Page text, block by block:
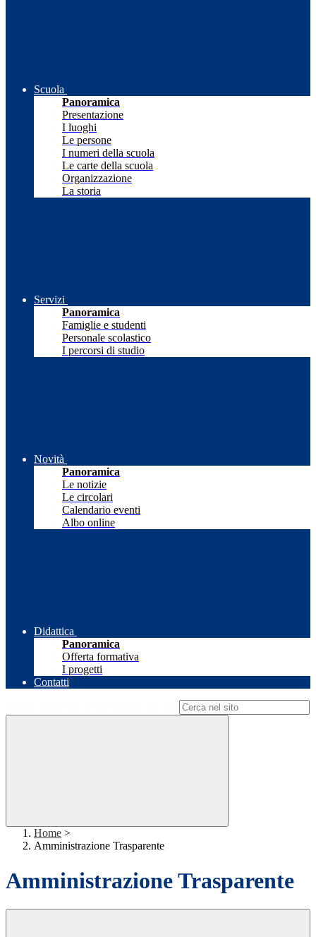
Scuola
Panoramica
Presentazione
I luoghi
Le persone
I numeri della scuola
Le carte della scuola
Organizzazione
La storia
Servizi
Panoramica
Famiglie e studenti
Personale scolastico
I percorsi di studio
Novità
Panoramica
Le notizie
Le circolari
Calendario eventi
Albo online
Didattica
Panoramica
Offerta formativa
I progetti
Contatti
Home >
Amministrazione Trasparente
Amministrazione Trasparente